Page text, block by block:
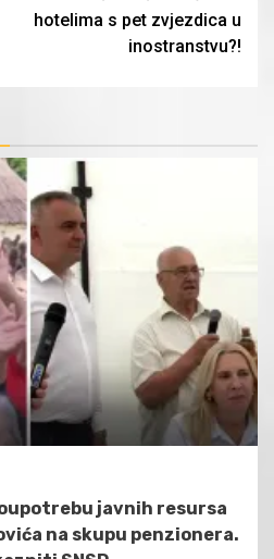
hotelima s pet zvjezdica u
inostranstvu?!
javnih resursa
na skupu penzionera.